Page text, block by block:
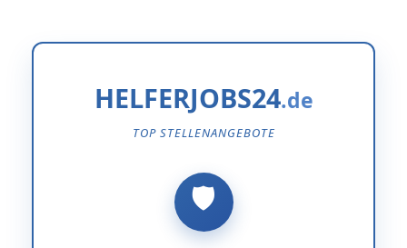
HELFERJOBS24
TOP STELLENANGEBOTE